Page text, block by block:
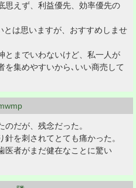
思えず、利益優先、効率優先の
は思いますが、おすすめしませ
とまでいわないけど、私一人が
を集めやすいから､いい商売して
だが、残念だった。
を刺されてとても痛かった。
医者がまだ健在なことに驚い